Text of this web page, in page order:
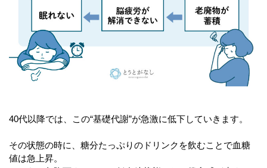
40代以降では、この“基礎代謝”が急激に低下していきます。
その状態の時に、糖分たっぷりのドリンクを飲むことで血糖
値は急上昇。